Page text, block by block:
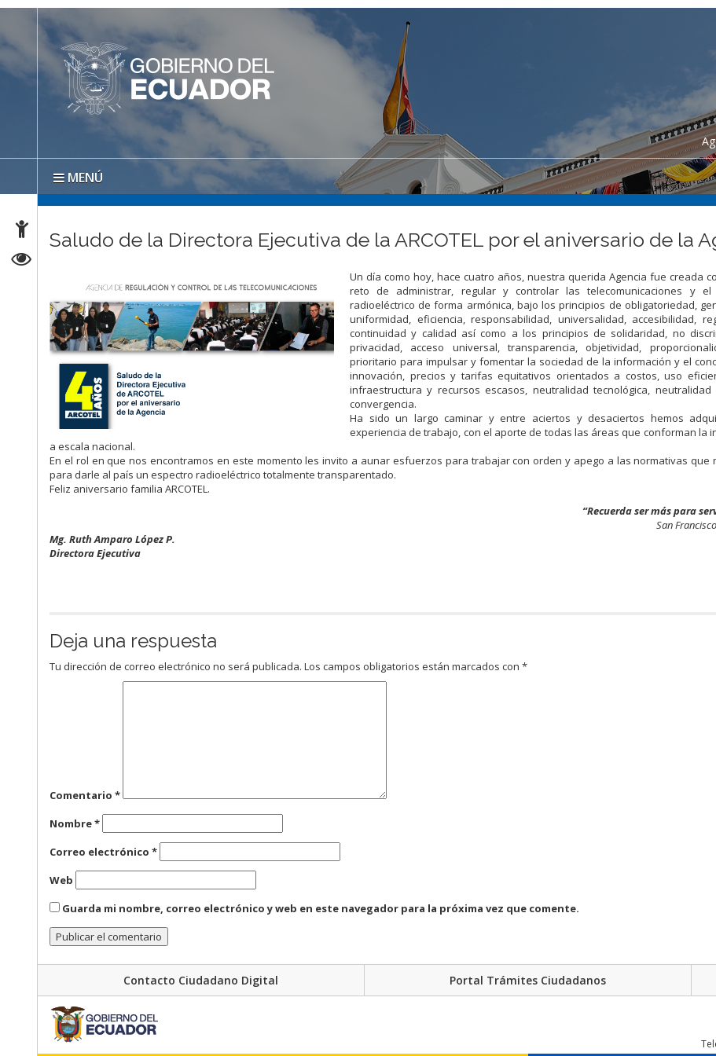
MENÚ
Saludo de la Directora Ejecutiva de la ARCOTEL por el aniversario de la
Un día como hoy, hace cuatro años, nuestra querida Agencia fue creada
reto de administrar, regular y controlar las telecomunicaciones y el
radioeléctrico de forma armónica, bajo los principios de obligatoriedad,
uniformidad, eficiencia, responsabilidad, universalidad, accesibilidad,
continuidad y calidad así como a los principios de solidaridad, no
privacidad, acceso universal, transparencia, objetividad,
prioritario para impulsar y fomentar la sociedad de la información y el
innovación, precios y tarifas equitativos orientados a costos, uso
infraestructura y recursos escasos, neutralidad tecnológica,
convergencia.
Ha sido un largo caminar y entre aciertos y desaciertos hemos
experiencia de trabajo, con el aporte de todas las áreas que conforman la
a escala nacional.
En el rol en que nos encontramos en este momento les invito a aunar esfuerzos para trabajar con orden y apego a las normativas que
para darle al país un espectro radioeléctrico totalmente transparentado.
Feliz aniversario familia ARCOTEL.
“Recuerda ser más para
San
Mg. Ruth Amparo López P.
Directora Ejecutiva​
Deja una respuesta
Tu dirección de correo electrónico no será publicada. Los campos obligatorios están marcados con*
Comentario*
Nombre*
Correo electrónico*
Web
Guarda mi nombre, correo electrónico y web en este navegador para la próxima vez que comente.
Contacto Ciudadano Digital Portal Trámites Ciudadanos